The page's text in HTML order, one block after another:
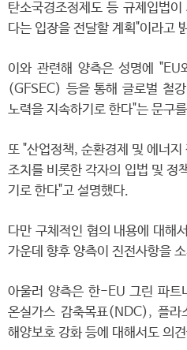
탄소국경조정제도 등 규제입법
다는 입장을 전달할 계획"이라고
이와 관련해 양측은 성명에 "EU
(GFSEC) 등을 통해 글로벌 철
노력을 지속하기로 한다"는 문구
또 "산업정책, 순환경제 및 에너
조치를 비롯한 각자의 입법 및 정
기로 한다"고 설명했다.
다만 구체적인 협의 내용에 대해
가운데 향후 양측이 진전사항을
아울러 양측은 한-EU 그린 파트
온실가스 감축목표(NDC), 플라
해양보호 강화 등에 대해서도 의